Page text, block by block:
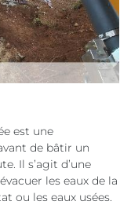
est une
de bâtir un
Il s’agit d’une
les eaux de la
ou les eaux usées.